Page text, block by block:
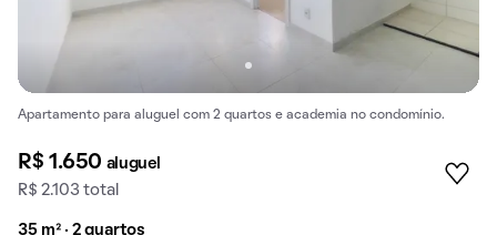
Apartamento para aluguel com 2 quartos e academia no condomínio.
R$ 1.650 aluguel
R$ 2.103 total
35 m² · 2 quartos